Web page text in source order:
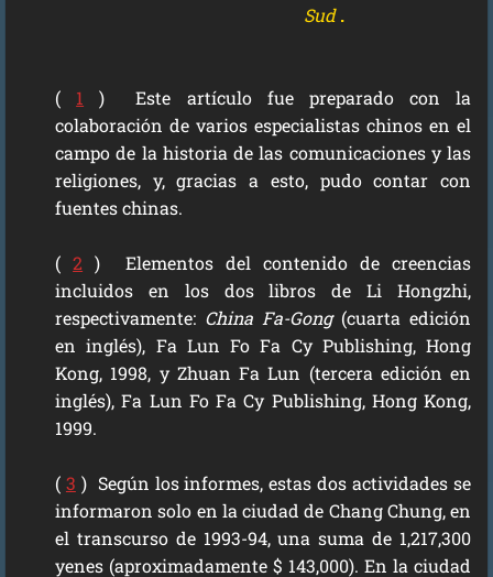
Sud.
( 1
) Este artículo fue preparado con la
colaboración de varios especialistas chinos en el
campo de la historia de las comunicaciones y las
religiones, y, gracias a esto, pudo contar con
fuentes chinas.
(2 ) Elementos del contenido de creencias
incluidos en los dos libros de Li Hongzhi,
respectivamente: China Fa-Gong(cuarta edición
en inglés), Fa Lun Fo Fa Cy Publishing, Hong
Kong, 1998, y Zhuan Fa Lun (tercera edición en
inglés), Fa Lun Fo Fa Cy Publishing, Hong Kong,
1999.
( 3 ) Según los informes, estas dos actividades se
informaron solo en la ciudad de Chang Chung, en
el transcurso de 1993-94, una suma de 1,217,300
yenes (aproximadamente $ 143,000). En la ciudad